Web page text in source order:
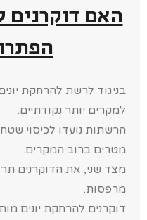
האם דוקרנים
בניגוד לרשת להרחקת
למקרים יותר נקודתיים.
הרשתות נועדו לכיסוי
מטרים ברוב המקרים.
מצד שני, את הדוקרנים
מרפסות.
דוקרנים להרחקת יונים